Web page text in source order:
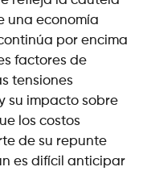
una economía
por encima
factores de
tensiones
su impacto sobre
los costos
de su repunte
es difícil anticipar